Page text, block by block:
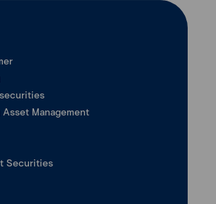
Management
Securities